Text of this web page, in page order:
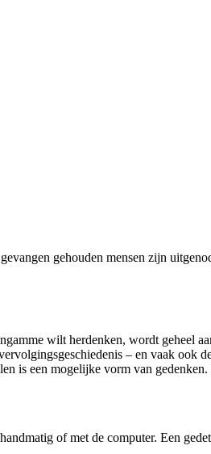
gehouden mensen zijn
wilt herdenken, wordt geheel
– en vaak ook
is een mogelijke vorm van
of met de computer. Een